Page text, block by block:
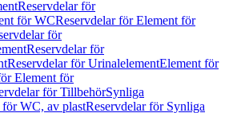
Reservdelar för
för WCReservdelar för Element för
för
Reservdelar för
Reservdelar för UrinalelementElement för
Element för
för TillbehörSynliga
WC, av plastReservdelar för Synliga